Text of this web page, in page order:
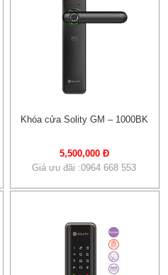
Khóa cửa Solity GM – 1000BK
5,500,000 Đ
Giá ưu đãi :0964 668 553